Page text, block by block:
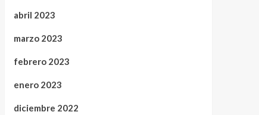
abril 2023
marzo 2023
febrero 2023
enero 2023
diciembre 2022